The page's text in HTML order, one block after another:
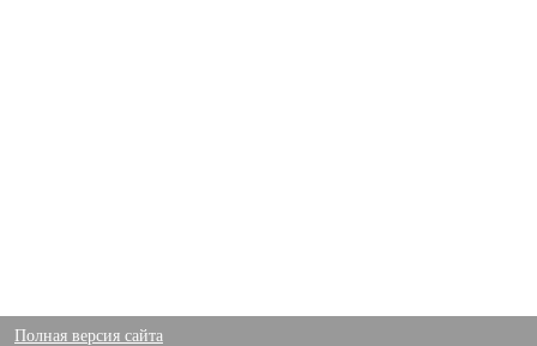
Полная версия сайта